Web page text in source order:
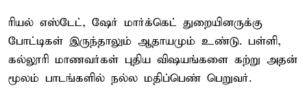
ரியல் எஸ்டேட், ஷேர் மார்க்கெட் துறையினருக்கு
போட்டிகள் இருந்தாலும் ஆதாயமும் உண்டு. பள்ளி,
கல்லூரி மாணவர்கள் புதிய விஷயங்களை கற்று அதன்
மூலம் பாடங்களில் நல்ல மதிப்பெண் பெறுவர்.